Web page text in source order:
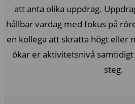
att anta olika uppdrag.
hållbar vardag med fokus på
en kollega att skratta högt eller
ökar er aktivitetsnivå
steg.